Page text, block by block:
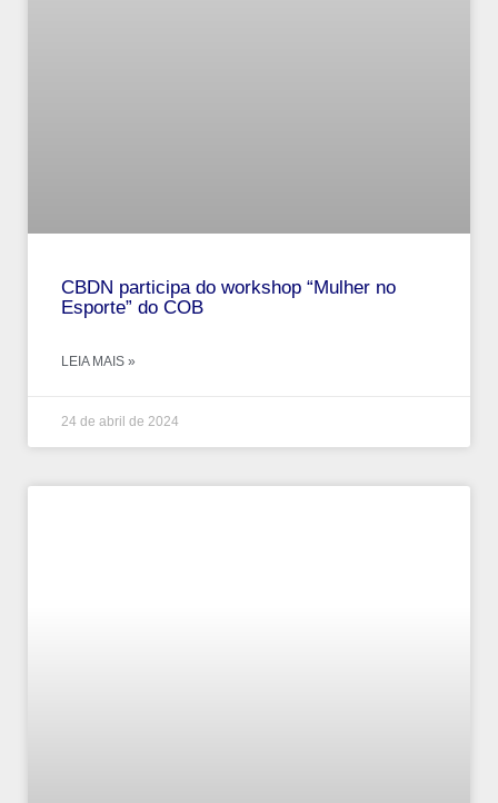
CBDN participa do workshop “Mulher no
Esporte” do COB
LEIA MAIS »
24 de abril de 2024